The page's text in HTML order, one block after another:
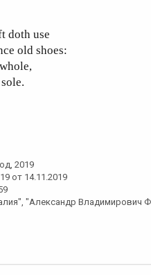
doth use
old shoes:
2019
от 14.11.2019
"Александр Владимирович